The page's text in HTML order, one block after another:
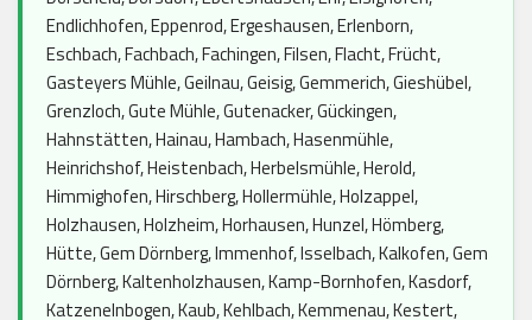
Endlichhofen, Eppenrod, Ergeshausen, Erlenborn,
Eschbach, Fachbach, Fachingen, Filsen, Flacht, Frücht,
Gasteyers Mühle, Geilnau, Geisig, Gemmerich, Gieshübel,
Grenzloch, Gute Mühle, Gutenacker, Gückingen,
Hahnstätten, Hainau, Hambach, Hasenmühle,
Heinrichshof, Heistenbach, Herbelsmühle, Herold,
Himmighofen, Hirschberg, Hollermühle, Holzappel,
Holzhausen, Holzheim, Horhausen, Hunzel, Hömberg,
Hütte, Gem Dörnberg, Immenhof, Isselbach, Kalkofen, Gem
Dörnberg, Kaltenholzhausen, Kamp-Bornhofen, Kasdorf,
Katzenelnbogen, Kaub, Kehlbach, Kemmenau, Kestert,